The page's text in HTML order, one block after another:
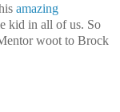
amazing
kid in all of us. So
woot to Brock